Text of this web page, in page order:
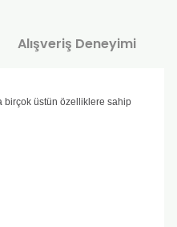
Alışveriş Deneyimi
birçok üstün özelliklere sahip